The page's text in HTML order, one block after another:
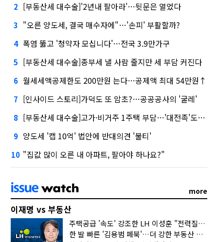
2 [부동산세 대수술]'2년내 팔아라'…뒷문은 열었다
3 "오른 양도세, 결국 매수자에"…'손피' 부활할까?
4 폭염 뚫고 '청약자 모십니다'…전국 3.9만가구
5 [부동산세 대수술]종부세 낼 사람 줄지만 세 부담 커진다
6 월세세액공제한도 200만원 는다…공제액 최대 54만원↑
7 [인사이드 스토리]가덕도 또 암초?…공공공사의 '굴레'
8 [부동산세 대수술]고가·비거주 1주택 부담…'대전족'도 불똥
9 양도세 '캡 10억' 법안에 반대의견 '불티'
10 "집값 많이 오른 내 아파트, 팔아야 하나요?"
more
이재명 vs 부동산
주택공급 '속도' 강조한 LH 이성훈 "전력질주해야"
한 발 빠른 '김용범 페북'…더 강한 부동산 규제 나오나